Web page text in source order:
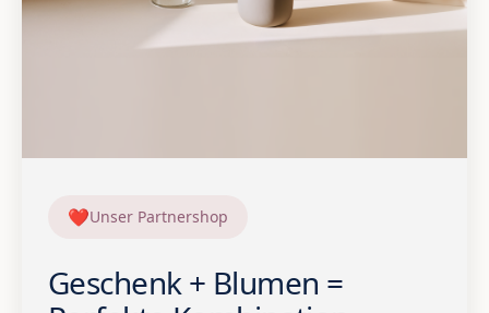
❤Unser Partnershop
Geschenk + Blumen =